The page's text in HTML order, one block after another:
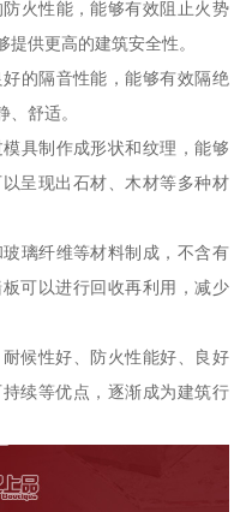
火性能，能够有效阻止火势
供更高的建筑安全性。
的隔音性能，能够有效隔绝
舒适。
具制作成形状和纹理，能够
呈现出石材、木材等多种材
璃纤维等材料制成，不含有
可以进行回收再利用，减少
候性好、防火性能好、良好
续等优点，逐渐成为建筑行